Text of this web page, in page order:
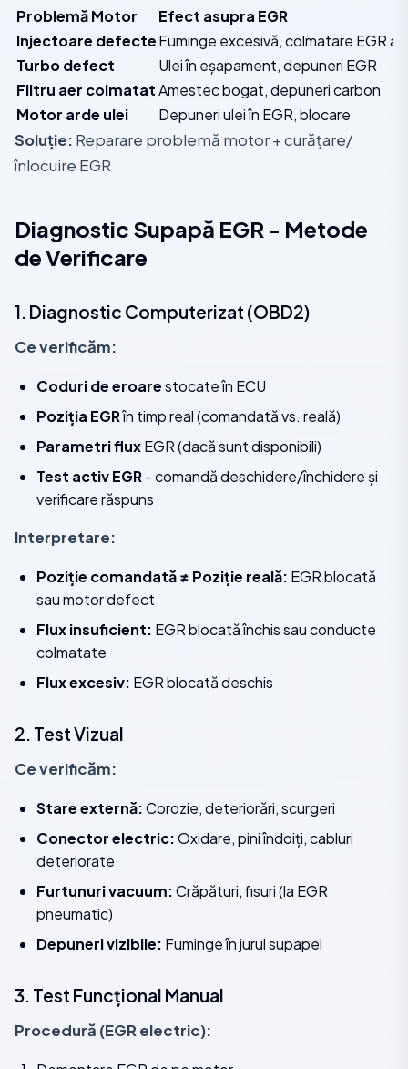
Problemă Motor
Efect asupra EGR
Injectoare defecteFuminge excesivă, colmatare EGR
Turbo defect
Ulei în eșapament, depuneri EGR
Filtru aer colmatatAmestec bogat, depuneri carbon
Motor arde ulei
Depuneri ulei în EGR, blocare
Soluție: Reparare problemă motor + curățare/
înlocuire EGR
Diagnostic Supapă EGR - Metode
de Verificare
1. Diagnostic Computerizat (OBD2)
Ce verificăm:
Coduri de eroarestocate în ECU
Poziția EGRîn timp real (comandată vs. reală)
Parametri fluxEGR (dacă sunt disponibili)
Test activ EGR- comandă deschidere/închidere și
verificare răspuns
Interpretare:
Poziție comandată ≠ Poziție reală: EGR blocată
sau motor defect
Flux insuficient: EGR blocată închis sau conducte
colmatate
Flux excesiv: EGR blocată deschis
2. Test Vizual
Ce verificăm:
Stare externă:Corozie, deteriorări, scurgeri
Conector electric:Oxidare, pini îndoiți, cabluri
deteriorate
Furtunuri vacuum:Crăpături, fisuri (la EGR
pneumatic)
Depuneri vizibile: Fuminge în jurul supapei
3. Test Funcțional Manual
Procedură (EGR electric):